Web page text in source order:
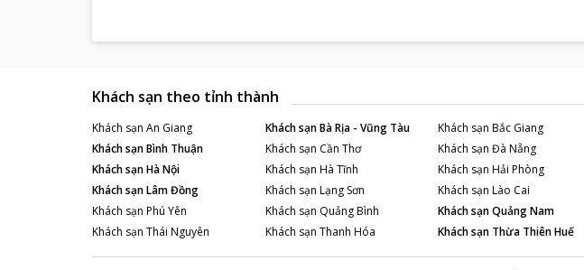
Bãi biển của Côn Đảo luôn nổi tiếng với nét
cũng chỉ cách 1,8km.
Khách sạn theo tỉnh thành
Khách sạn An Giang Khách sạnBà Rịa - Vũng Tàu Khách sạn Bắc Giang
Khách sạnBình Thuận Khách sạn Cần Thơ Khách sạn Đà Nẵng
Khách sạnHà Nội Khách sạn Hà Tĩnh Khách sạn Hải Phòng
Khách sạnLâm Đồng Khách sạn Lạng Sơn Khách sạn Lào Cai
Khách sạn Phú Yên Khách sạn Quảng Bình Khách sạnQuảng Nam
Khách sạn Thái Nguyên Khách sạn Thanh Hóa Khách sạn Thừa Thiên Huế